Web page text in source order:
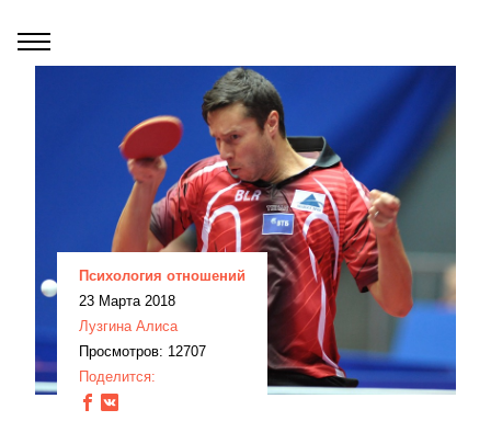
Психология отношений
23 Марта 2018
Лузгина Алиса
Просмотров: 12707
Поделится: